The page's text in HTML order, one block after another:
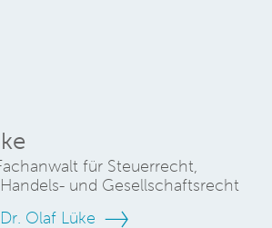
für Steuerrecht,
und Gesellschaftsrecht
Olaf Lüke